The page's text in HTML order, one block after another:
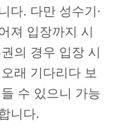
다. 다만 성수기·
져 입장까지 시
의 경우 입장 시
래 기다리다 보
수 있으니 가능
니다.